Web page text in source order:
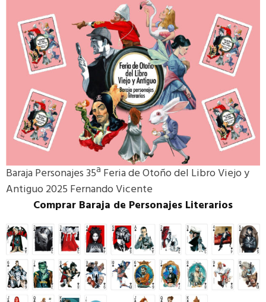
Baraja Personajes 35ª Feria de Otoño del Libro Viejo y
Antiguo 2025 Fernando Vicente
Comprar Baraja de Personajes Literarios